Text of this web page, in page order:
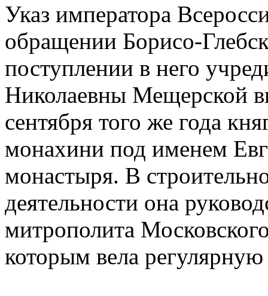
Указ императора
обращении Борисо-
поступлении в него
Николаевны Мещерской
сентября того же года
монахини под именем
монастыря. В
деятельности она
митрополита
которым вела регулярную